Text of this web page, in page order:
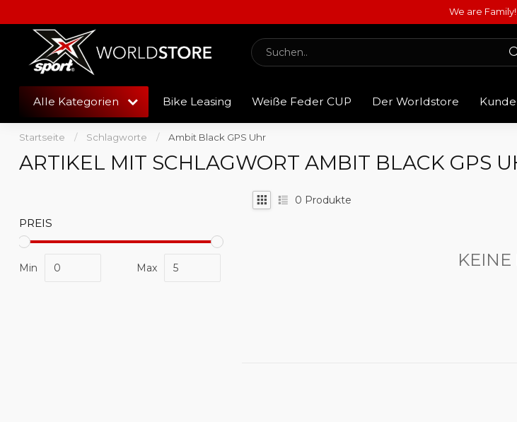
We are Family!
Alle Kategorien Bike Leasing Weiße Feder CUP Der Worldstore
Startseite / Schlagworte / Ambit Black GPS Uhr
ARTIKEL MIT SCHLAGWORT AMBIT BLACK GPS
PREIS
Min Max
0 Produkte